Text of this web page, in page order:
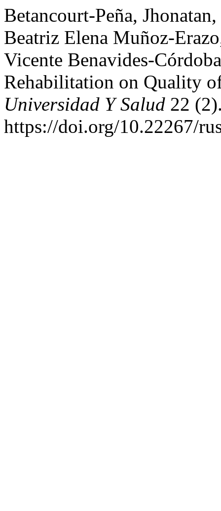
Betancourt-Peña,
Beatriz Elena Muñoz-
Vicente Benavides-
Rehabilitation on Quality
Universidad Y Salud 22
https://doi.org/10.22267/